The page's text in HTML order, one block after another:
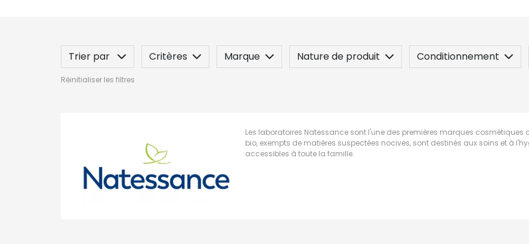
Trier par Critères Marque Nature de produit Conditionnement
Label
Indication / Contre-indication
Réinitialiser les filtres
Les laboratoires Natessance sont l'une des premières marques cosmétiques
bio, exempts de matières suspectées nocives, sont destinés aux soins et à
accessibles à toute la famille.